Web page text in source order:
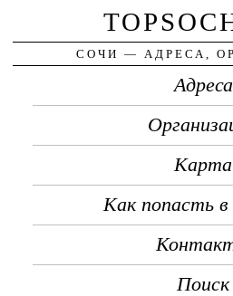
СОЧИ — АДРЕСА,
Адреса
Карта
Как попасть в
Поиск